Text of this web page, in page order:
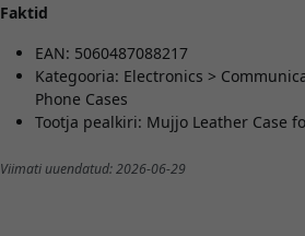
Faktid
EAN: 5060487088217
Kategooria: Electronics >
Phone Cases
Tootja pealkiri: Mujjo Leather Case
Viimati uuendatud: 2026-06-29